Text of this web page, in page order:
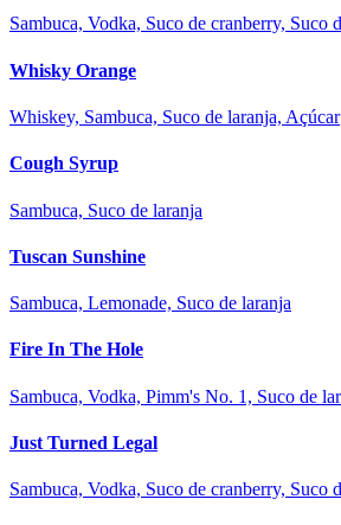
Sambuca, Vodka, Suco de cranberry, Suco
Whisky Orange
Whiskey, Sambuca, Suco de laranja, Açúcar
Cough Syrup
Sambuca, Suco de laranja
Tuscan Sunshine
Sambuca, Lemonade, Suco de laranja
Fire In The Hole
Sambuca, Vodka, Pimm's No. 1, Suco de
Just Turned Legal
Sambuca, Vodka, Suco de cranberry, Suco